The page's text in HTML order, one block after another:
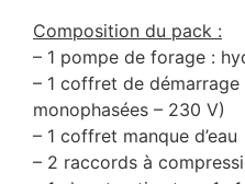
Composition du pack :
– 1 pompe de forage :
– 1 coffret de
monophasées – 230 V)
– 1 coffret manque d’eau
– 2 raccords à